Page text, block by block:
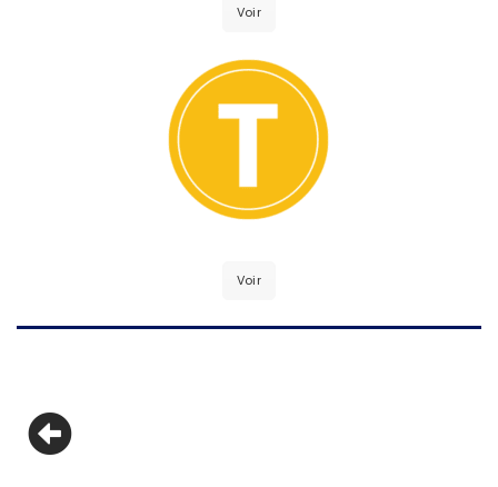
Voir
Voir